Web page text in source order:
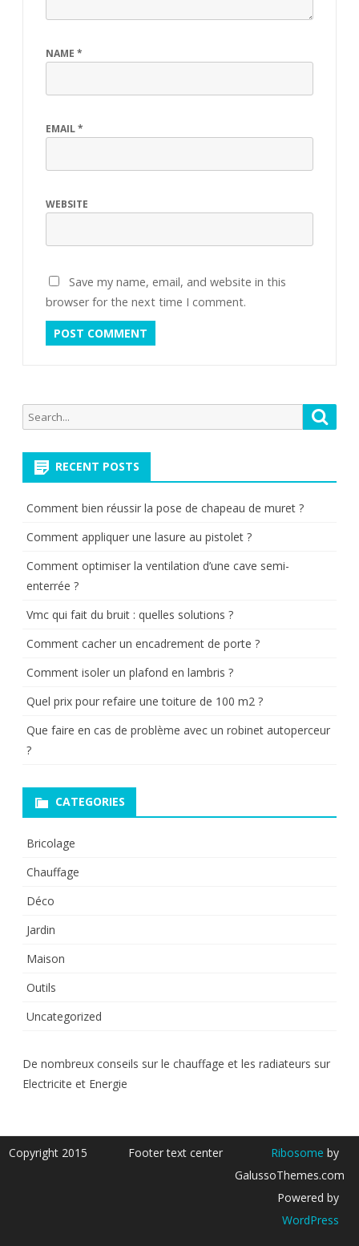
NAME *
EMAIL*
WEBSITE
Save my name, email, and website in this
browser for the next time I comment.
Search
for:
RECENT POSTS
Comment bien réussir la pose de chapeau de muret ?
Comment appliquer une lasure au pistolet ?
Comment optimiser la ventilation d’une cave semi-
enterrée ?
Vmc qui fait du bruit : quelles solutions ?
Comment cacher un encadrement de porte ?
Comment isoler un plafond en lambris ?
Quel prix pour refaire une toiture de 100 m2 ?
Que faire en cas de problème avec un robinet autoperceur
?
CATEGORIES
Bricolage
Chauffage
Déco
Jardin
Maison
Outils
Uncategorized
De nombreux conseils sur le chauffage et les radiateurs sur
Electricite et Energie
Copyright 2015 Footer text center Ribosome by
GalussoThemes.com
Powered by
WordPress